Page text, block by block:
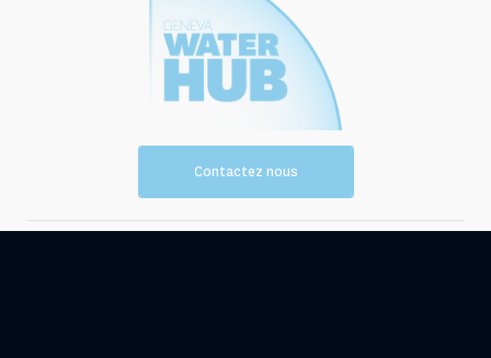
Contactez nous